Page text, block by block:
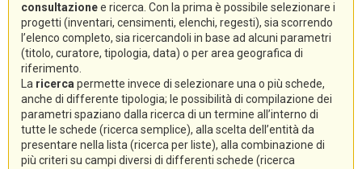
consultazionee ricerca. Con la prima è possibile selezionare i
progetti (inventari, censimenti, elenchi, regesti), sia scorrendo
l’elenco completo, sia ricercandoli in base ad alcuni parametri
(titolo, curatore, tipologia, data) o per area geografica di
riferimento.
La ricerca permette invece di selezionare una o più schede,
anche di differente tipologia; le possibilità di compilazione dei
parametri spaziano dalla ricerca di un termine all’interno di
tutte le schede (ricerca semplice), alla scelta dell’entità da
presentare nella lista (ricerca per liste), alla combinazione di
più criteri su campi diversi di differenti schede (ricerca